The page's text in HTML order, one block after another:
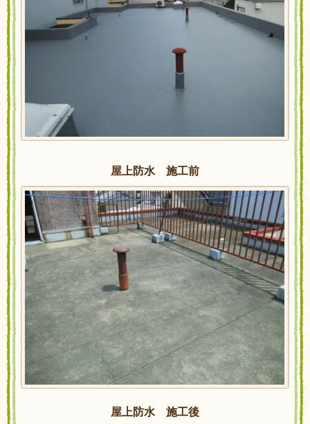
屋上防水 施工前
屋上防水 施工後